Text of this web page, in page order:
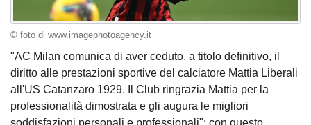
© foto di www.imagephotoagency.it
"AC Milan comunica di aver ceduto, a titolo definitivo, il
diritto alle prestazioni sportive del calciatore Mattia Liberali
all'US Catanzaro 1929. Il Club ringrazia Mattia per la
professionalità dimostrata e gli augura le migliori